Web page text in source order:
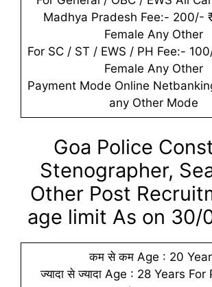
Madhya Pradesh Fee:- 200/-
Female Any Other
For SC / ST / EWS / PH Fee:-
Female Any Other
Payment Mode Online
any Other Mode
Goa Police
Stenographer,
Other Post
age limit As on 30/
कम से कम Age : 20
ज्यादा से ज्यादा Age : 28 Years